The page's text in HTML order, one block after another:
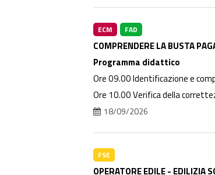
ECM FAD
COMPRENDERE LA BUSTA
Programma didattico
Ore 09.00 Identificazione e
Ore 10.00 Verifica della
18/09/2026
FSE
OPERATORE EDILE - EDILIZIA